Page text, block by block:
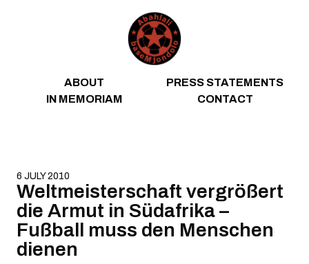
ABOUT
PRESS STATEMENTS
IN MEMORIAM
CONTACT
6 JULY 2010
Weltmeisterschaft vergrößert
die Armut in Südafrika –
Fußball muss den Menschen
dienen